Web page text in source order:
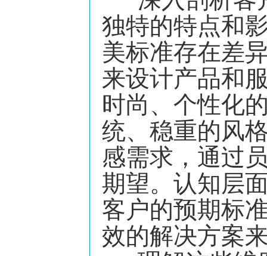
独特的特点和
美标准存在差
来设计产品和
时尚、个性化
统、稳重的风
感需求，通过
期望。认知层
客户的预期标
效的解决方案